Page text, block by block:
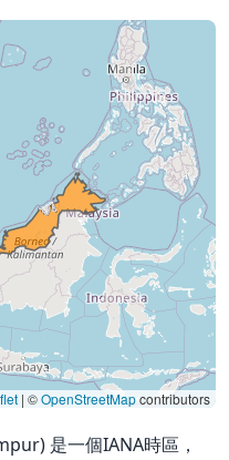
| ©OpenStreetMapcontributors
是一個IANA時區，